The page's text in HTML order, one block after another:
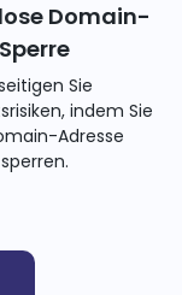
Domain-
Sperre
Sie
indem Sie
Adresse
sperren.